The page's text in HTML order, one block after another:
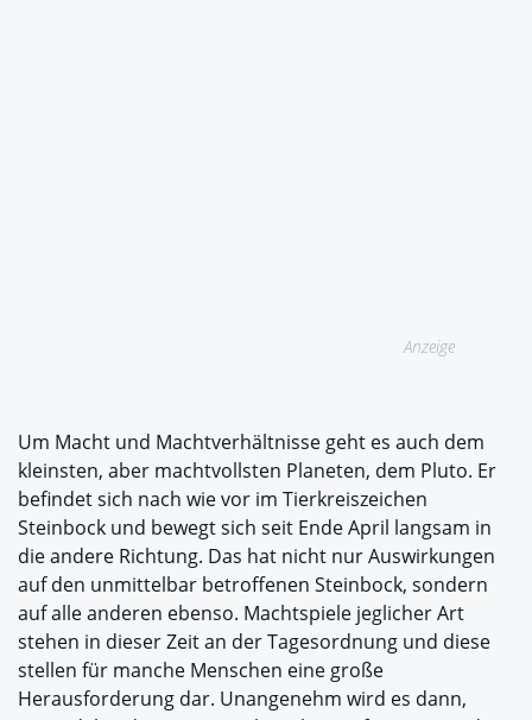
Anzeige
Um Macht und Machtverhältnisse geht es auch dem
kleinsten, aber machtvollsten Planeten, dem Pluto. Er
befindet sich nach wie vor im Tierkreiszeichen
Steinbock und bewegt sich seit Ende April langsam in
die andere Richtung. Das hat nicht nur Auswirkungen
auf den unmittelbar betroffenen Steinbock, sondern
auf alle anderen ebenso. Machtspiele jeglicher Art
stehen in dieser Zeit an der Tagesordnung und diese
stellen für manche Menschen eine große
Herausforderung dar. Unangenehm wird es dann,